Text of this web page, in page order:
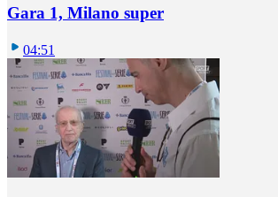
Gara 1, Milano super
04:51